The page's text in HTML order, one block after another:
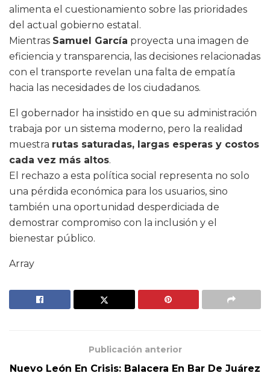
alimenta el cuestionamiento sobre las prioridades
del actual gobierno estatal.
Mientras Samuel García proyecta una imagen de
eficiencia y transparencia, las decisiones relacionadas
con el transporte revelan una falta de empatía
hacia las necesidades de los ciudadanos.
El gobernador ha insistido en que su administración
trabaja por un sistema moderno, pero la realidad
muestra rutas saturadas, largas esperas y costos
cada vez más altos.
El rechazo a esta política social representa no solo
una pérdida económica para los usuarios, sino
también una oportunidad desperdiciada de
demostrar compromiso con la inclusión y el
bienestar público.
Array
Publicación anterior
Nuevo León En Crisis: Balacera En Bar De Juárez